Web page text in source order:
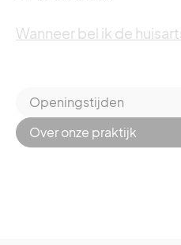
Wanneer bel ik de
Openingstijden
Over onze praktijk